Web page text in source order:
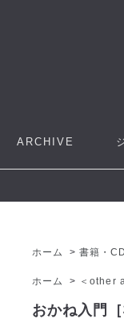
ARCHIVE
ホーム >書籍・
ホーム > ＜other
おかね入門